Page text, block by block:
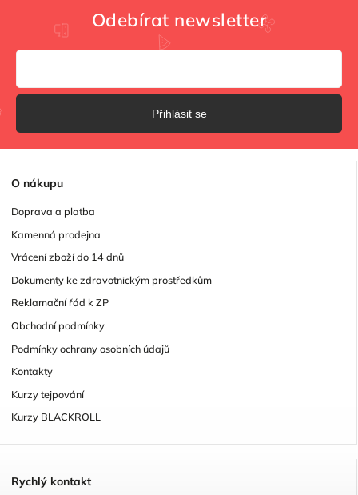
O nákupu
Doprava a platba
Kamenná prodejna
Vrácení zboží do 14 dnů
Dokumenty ke zdravotnickým prostředkům
Reklamační řád k ZP
Obchodní podmínky
Podmínky ochrany osobních údajů
Kontakty
Kurzy tejpování
Kurzy BLACKROLL
Rychlý kontakt
Odebírat newsletter
Přihlásit se